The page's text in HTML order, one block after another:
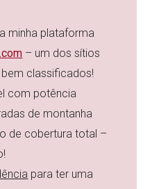
minha plataforma
– um dos sítios
classificados!
com potência
de montanha
de cobertura total –
para ter uma